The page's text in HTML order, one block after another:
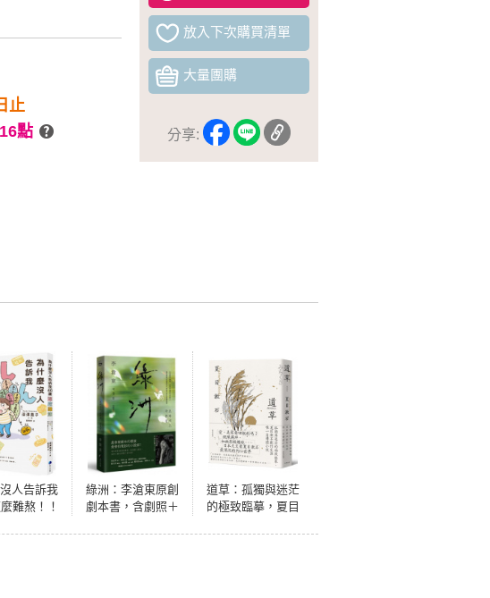
放入下次購買清單
大量團購
分享:
止
點
人告訴我
難熬！！
綠洲：李滄東原創
劇本書，含劇照＋
道草：孤獨與迷茫
的極致臨摹，夏目